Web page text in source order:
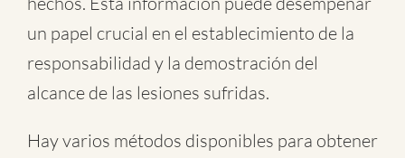
un papel crucial en el establecimiento de la
responsabilidad y la demostración del
alcance de las lesiones sufridas.
Hay varios métodos disponibles para obtener